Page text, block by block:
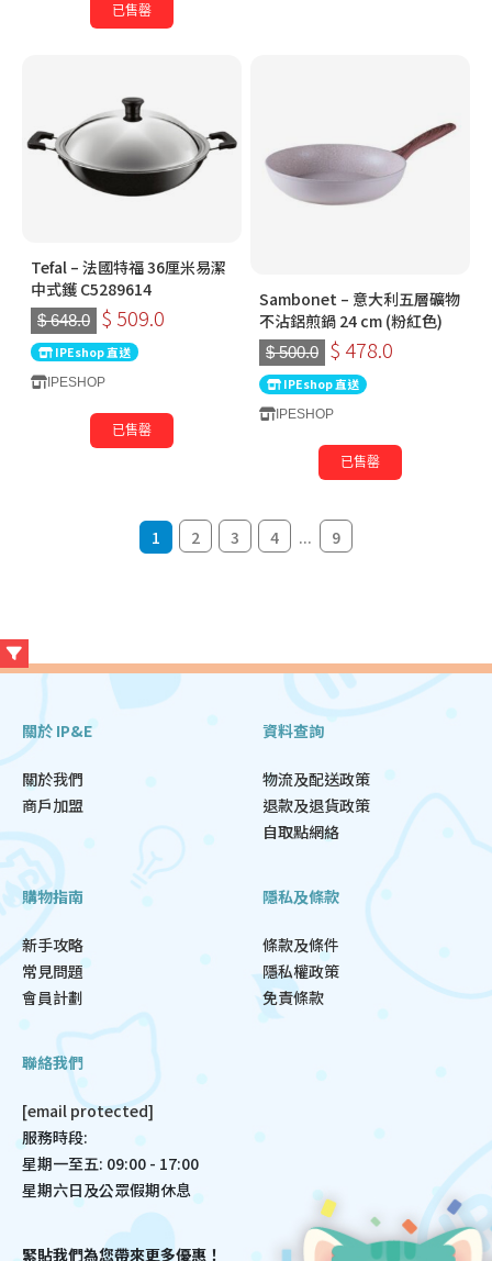
已售罄
Tefal – 法國特福 36厘米易潔
中式鑊 C5289614
$ 648.0 $ 509.0
IPEshop 直送
IPESHOP
已售罄
Sambonet – 意大利五層礦物
不沾鋁煎鍋 24 cm (粉紅色)
$ 500.0 $ 478.0
IPEshop 直送
IPESHOP
已售罄
1 2 3 4 ... 9
關於 IP&E
關於我們
商戶加盟
資料查詢
物流及配送政策
退款及退貨政策
自取點網絡
購物指南
新手攻略
常見問題
會員計劃
隱私及條款
條款及條件
隱私權政策
免責條款
聯絡我們
[email protected]
服務時段:
星期一至五: 09:00 - 17:00
星期六日及公眾假期休息
緊貼我們為您帶來更多優惠！